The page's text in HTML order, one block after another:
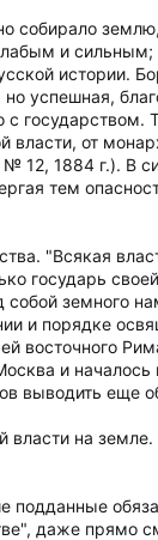
и
истории.
успешная,
с
от
12, 1884 г.). В
тем
"Всякая
государь
земного
и порядке
восточного
и началось
выводить еще
на земле.
подданные
даже прямо